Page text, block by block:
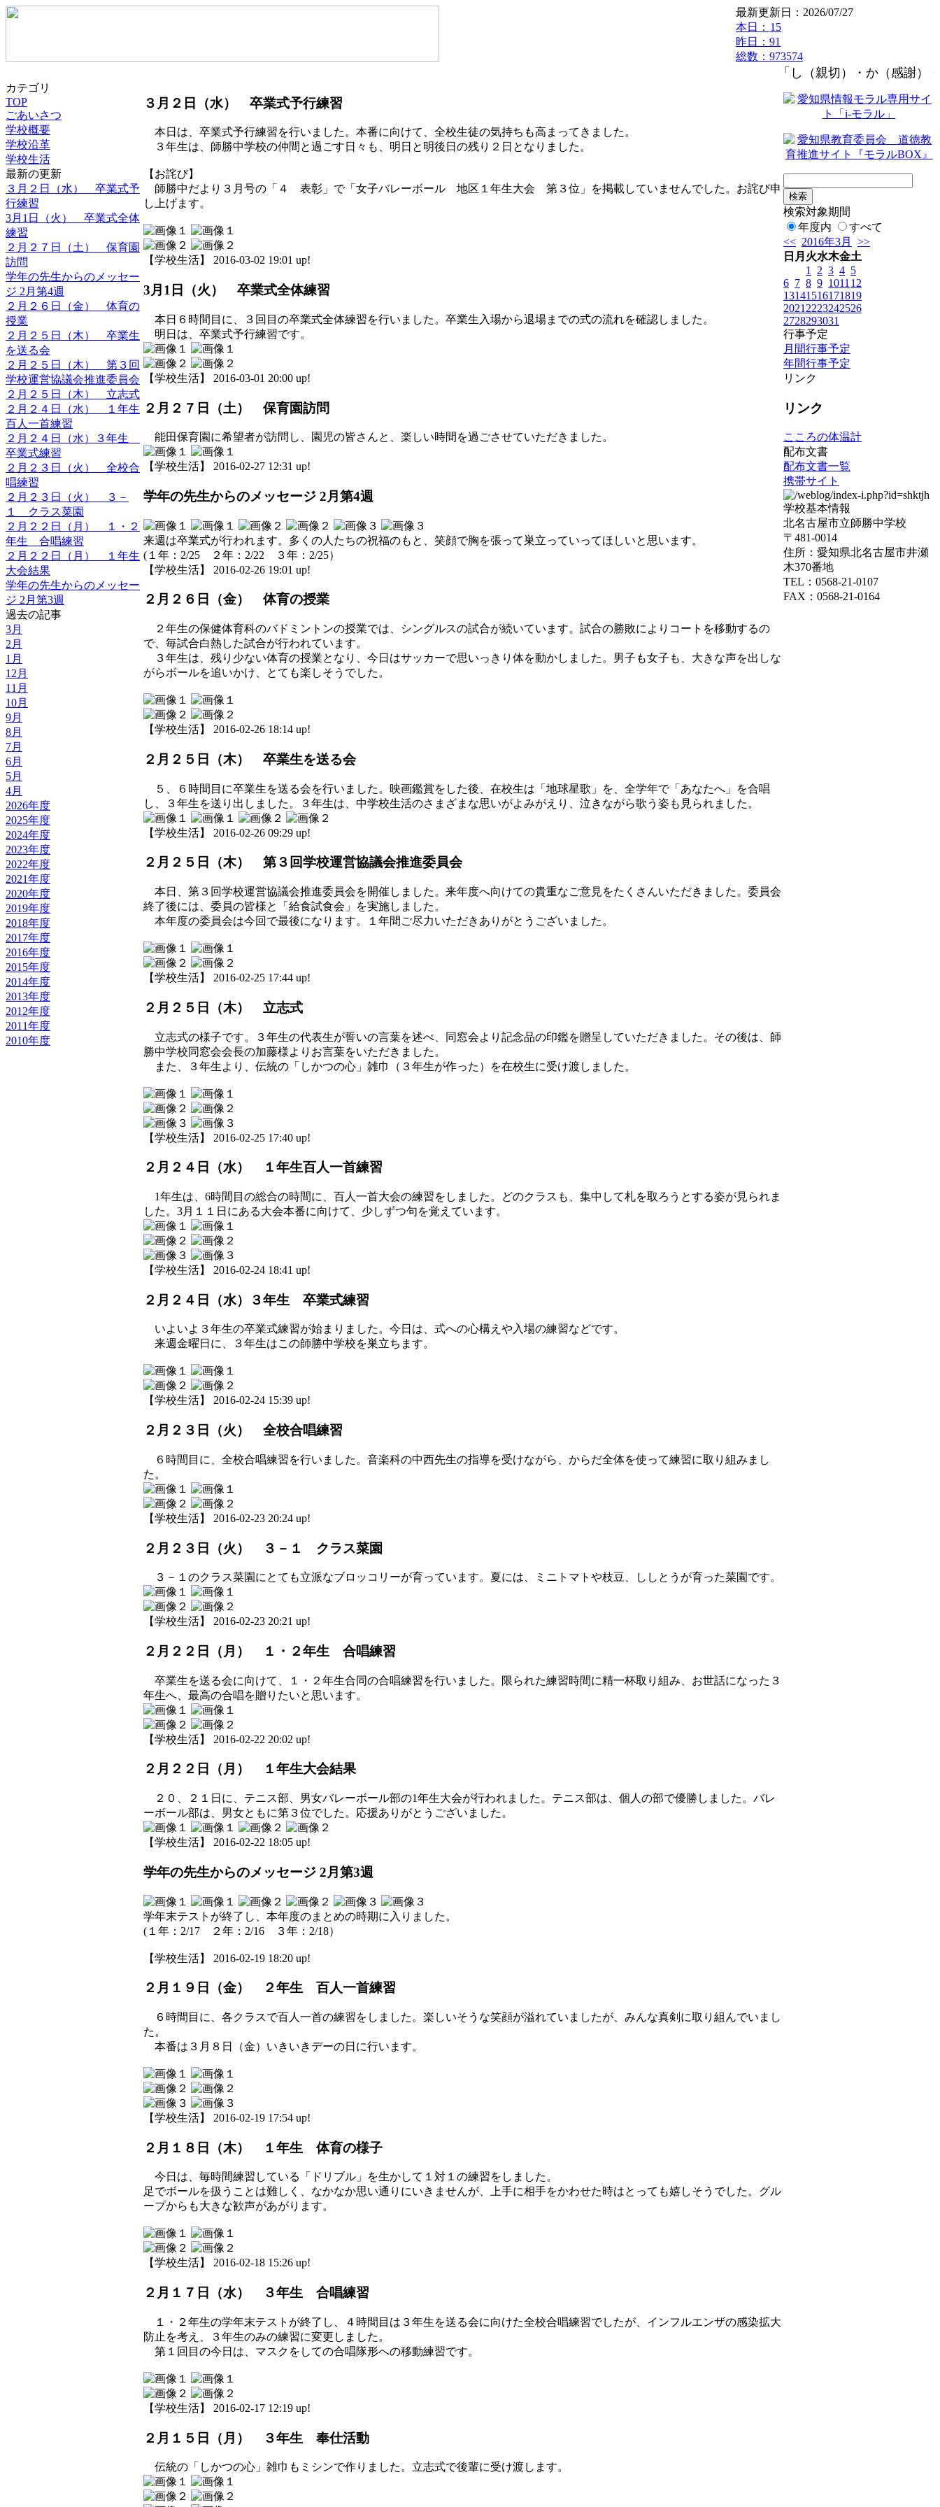
最新更新日：2026/07/27
本日： 15
昨日：91
総数：973574
「し（親切）・か（感謝）・
カテゴリ
TOP
ごあいさつ
学校概要
学校沿革
学校生活
最新の更新
３月２日（水） 卒業式予
行練習
3月1日（火） 卒業式全体
練習
２月２７日（土） 保育園
訪問
学年の先生からのメッセー
ジ 2月第4週
２月２６日（金） 体育の
授業
２月２５日（木） 卒業生
を送る会
２月２５日（木） 第３回
学校運営協議会推進委員会
２月２５日（木） 立志式
２月２４日（水） １年生
百人一首練習
２月２４日（水）３年生
卒業式練習
２月２３日（火） 全校合
唱練習
２月２３日（火） ３－
１ クラス菜園
２月２２日（月） １・２
年生 合唱練習
２月２２日（月） １年生
大会結果
学年の先生からのメッセー
ジ 2月第3週
過去の記事
3月
2月
1月
12月
11月
10月
9月
8月
7月
6月
5月
4月
2026年度
2025年度
2024年度
2023年度
2022年度
2021年度
2020年度
2019年度
2018年度
2017年度
2016年度
2015年度
2014年度
2013年度
2012年度
2011年度
2010年度
３月２日（水） 卒業式予行練習
本日は、卒業式予行練習を行いました。本番に向けて、全校生徒の気持ちも高まってきました。
３年生は、師勝中学校の仲間と過ごす日々も、明日と明後日の残り２日となりました。
【お詫び】
師勝中だより３月号の「４ 表彰」で「女子バレーボール 地区１年生大会 第３位」を掲載していませんでした。お詫び申
し上げます。
【学校生活】 2016-03-02 19:01 up!
3月1日（火） 卒業式全体練習
本日６時間目に、３回目の卒業式全体練習を行いました。卒業生入場から退場までの式の流れを確認しました。
明日は、卒業式予行練習です。
【学校生活】 2016-03-01 20:00 up!
２月２７日（土） 保育園訪問
能田保育園に希望者が訪問し、園児の皆さんと、楽しい時間を過ごさせていただきました。
【学校生活】 2016-02-27 12:31 up!
学年の先生からのメッセージ 2月第4週
来週は卒業式が行われます。多くの人たちの祝福のもと、笑顔で胸を張って巣立っていってほしいと思います。
(１年：2/25 ２年：2/22 ３年：2/25）
【学校生活】 2016-02-26 19:01 up!
２月２６日（金） 体育の授業
２年生の保健体育科のバドミントンの授業では、シングルスの試合が続いています。試合の勝敗によりコートを移動するの
で、毎試合白熱した試合が行われています。
３年生は、残り少ない体育の授業となり、今日はサッカーで思いっきり体を動かしました。男子も女子も、大きな声を出しな
がらボールを追いかけ、とても楽しそうでした。
【学校生活】 2016-02-26 18:14 up!
２月２５日（木） 卒業生を送る会
５、６時間目に卒業生を送る会を行いました。映画鑑賞をした後、在校生は「地球星歌」を、全学年で「あなたへ」を合唱
し、３年生を送り出しました。３年生は、中学校生活のさまざまな思いがよみがえり、泣きながら歌う姿も見られました。
【学校生活】 2016-02-26 09:29 up!
２月２５日（木） 第３回学校運営協議会推進委員会
本日、第３回学校運営協議会推進委員会を開催しました。来年度へ向けての貴重なご意見をたくさんいただきました。委員会
終了後には、委員の皆様と「給食試食会」を実施しました。
本年度の委員会は今回で最後になります。１年間ご尽力いただきありがとうございました。
【学校生活】 2016-02-25 17:44 up!
２月２５日（木） 立志式
立志式の様子です。３年生の代表生が誓いの言葉を述べ、同窓会より記念品の印鑑を贈呈していただきました。その後は、師
勝中学校同窓会会長の加藤様よりお言葉をいただきました。
また、３年生より、伝統の「しかつの心」雑巾（３年生が作った）を在校生に受け渡しました。
【学校生活】 2016-02-25 17:40 up!
２月２４日（水） １年生百人一首練習
1年生は、6時間目の総合の時間に、百人一首大会の練習をしました。どのクラスも、集中して札を取ろうとする姿が見られま
した。3月１１日にある大会本番に向けて、少しずつ句を覚えています。
【学校生活】 2016-02-24 18:41 up!
２月２４日（水）３年生 卒業式練習
いよいよ３年生の卒業式練習が始まりました。今日は、式への心構えや入場の練習などです。
来週金曜日に、３年生はこの師勝中学校を巣立ちます。
【学校生活】 2016-02-24 15:39 up!
２月２３日（火） 全校合唱練習
６時間目に、全校合唱練習を行いました。音楽科の中西先生の指導を受けながら、からだ全体を使って練習に取り組みまし
た。
【学校生活】 2016-02-23 20:24 up!
２月２３日（火） ３－１ クラス菜園
３－１のクラス菜園にとても立派なブロッコリーが育っています。夏には、ミニトマトや枝豆、ししとうが育った菜園です。
【学校生活】 2016-02-23 20:21 up!
２月２２日（月） １・２年生 合唱練習
卒業生を送る会に向けて、１・２年生合同の合唱練習を行いました。限られた練習時間に精一杯取り組み、お世話になった３
年生へ、最高の合唱を贈りたいと思います。
【学校生活】 2016-02-22 20:02 up!
２月２２日（月） １年生大会結果
２０、２１日に、テニス部、男女バレーボール部の1年生大会が行われました。テニス部は、個人の部で優勝しました。バレ
ーボール部は、男女ともに第３位でした。応援ありがとうございました。
【学校生活】 2016-02-22 18:05 up!
学年の先生からのメッセージ 2月第3週
学年末テストが終了し、本年度のまとめの時期に入りました。
(１年：2/17 ２年：2/16 ３年：2/18）
【学校生活】 2016-02-19 18:20 up!
２月１９日（金） ２年生 百人一首練習
６時間目に、各クラスで百人一首の練習をしました。楽しいそうな笑顔が溢れていましたが、みんな真剣に取り組んでいまし
た。
本番は３月８日（金）いきいきデーの日に行います。
【学校生活】 2016-02-19 17:54 up!
２月１８日（木） １年生 体育の様子
今日は、毎時間練習している「ドリブル」を生かして１対１の練習をしました。
足でボールを扱うことは難しく、なかなか思い通りにいきませんが、上手に相手をかわせた時はとっても嬉しそうでした。グル
ープからも大きな歓声があがります。
【学校生活】 2016-02-18 15:26 up!
２月１７日（水） ３年生 合唱練習
１・２年生の学年末テストが終了し、４時間目は３年生を送る会に向けた全校合唱練習でしたが、インフルエンザの感染拡大
防止を考え、３年生のみの練習に変更しました。
第１回目の今日は、マスクをしての合唱隊形への移動練習です。
【学校生活】 2016-02-17 12:19 up!
２月１５日（月） ３年生 奉仕活動
伝統の「しかつの心」雑巾もミシンで作りました。立志式で後輩に受け渡します。
検索対象期間
年度内
すべて
<< 2016年3月
>>
日 月 火水木金土
1
2 3 4 5
6 7 8 9 1011 12
13141516171819
2021 2223242526
2728293031
行事予定
月間行事予定
年間行事予定
リンク
リンク
こころの体温計
配布文書
配布文書一覧
携帯サイト
学校基本情報
北名古屋市立師勝中学校
〒481-0014
住所：愛知県北名古屋市井瀬
木370番地
TEL：0568-21-0107
FAX：0568-21-0164